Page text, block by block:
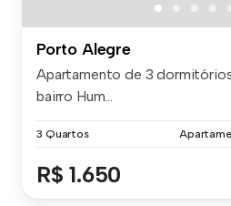
Porto Alegre
Apartamento de 3
bairro Hum...
3 Quartos
R$ 1.650